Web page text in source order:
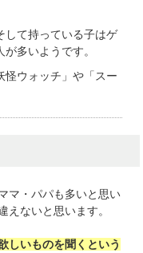
して持っている子はゲ
多いようです。
怪ウォッチ」や「スー
マ・パパも多いと思い
えないと思います。
しいものを聞くという